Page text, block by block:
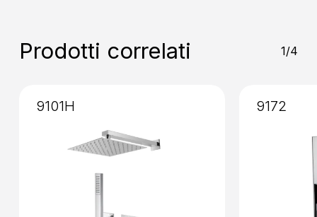
Prodotti correlati 1/4
9101H 9172